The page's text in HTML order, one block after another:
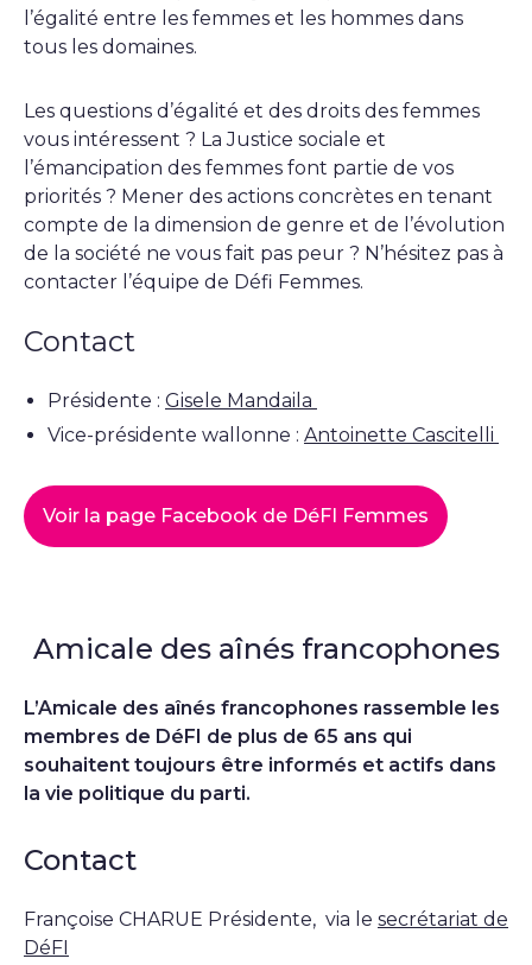
l’égalité entre les femmes et les hommes dans
tous les domaines.
Les questions d’égalité et des droits des femmes
vous intéressent ? La Justice sociale et
l’émancipation des femmes font partie de vos
priorités ? Mener des actions concrètes en tenant
compte de la dimension de genre et de l’évolution
de la société ne vous fait pas peur ? N’hésitez pas à
contacter l’équipe de Défi Femmes.
Contact
Présidente : Gisele Mandaila
Vice-présidente wallonne : Antoinette Cascitelli
Voir la page Facebook de DéFI Femmes
Amicale des aînés francophones
L’Amicale des aînés francophones rassemble les
membres de DéFI de plus de 65 ans qui
souhaitent toujours être informés et actifs dans
la vie politique du parti.
Contact
Françoise CHARUE Présidente, via le secrétariat de
DéFI